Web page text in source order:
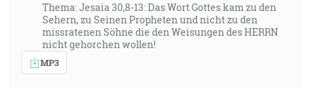
Thema: Jesaia 30,8-13: Das Wort Gottes kam zu den
Sehern, zu Seinen Propheten und nicht zu den
missratenen Söhne die den Weisungen des HERRN
nicht gehorchen wollen!
MP3